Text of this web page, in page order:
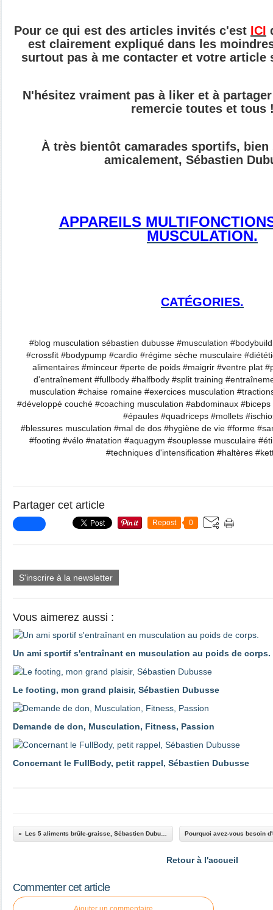
Pour ce qui est des articles invités c'est ICI
est clairement expliqué dans les
surtout pas à me contacter et votre article
N'hésitez vraiment pas à liker et à
remercie toutes et tous
À très bientôt camarades sportifs,
amicalement, Sébastien
APPAREILS
MUSCULATION.
CATÉGORIES.
#blog musculation sébastien dubusse #musculation
#crossfit #bodypump #cardio #régime sèche musculaire
alimentaires #minceur #perte de poids #maigrir #ventre plat
d'entraînement #fullbody #halfbody #split training
musculation #chaise romaine #exercices musculation
#développé couché #coaching musculation #abdominaux
#épaules #quadriceps #mollets
#blessures musculation #mal de dos #hygiène de vie #forme
#footing #vélo #natation #aquagym #souplesse musculaire
#techniques d'intensification #haltères
Partager cet article
Repost 0
S'inscrire à la newsletter
Vous aimerez aussi :
Un ami sportif s'entraînant en musculation au poids de corps.
Le footing, mon grand plaisir, Sébastien Dubusse
Demande de don, Musculation, Fitness, Passion
Concernant le FullBody, petit rappel, Sébastien Dubusse
Retour à l'accueil
Commenter cet article